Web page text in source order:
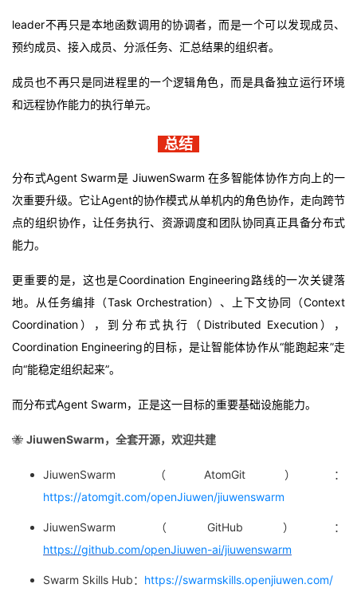
leader不再只是本地函数调用的协调者，而是一个可以发现成员、
预约成员、接入成员、分派任务、汇总结果的组织者。
成员也不再只是同进程里的一个逻辑角色，而是具备独立运行环境
和远程协作能力的执行单元。
总结
分布式Agent Swarm是 JiuwenSwarm 在多智能体协作方向上的一
次重要升级。它让Agent的协作模式从单机内的角色协作，走向跨节
点的组织协作，让任务执行、资源调度和团队协同真正具备分布式
能力。
更重要的是，这也是Coordination Engineering路线的一次关键落
地。从任务编排（Task Orchestration）、上下文协同（Context
Coordination），到分布式执行（Distributed Execution），
Coordination Engineering的目标，是让智能体协作从“能跑起来”走
向“能稳定组织起来”。
而分布式Agent Swarm，正是这一目标的重要基础设施能力。
🐝 JiuwenSwarm，全套开源，欢迎共建
JiuwenSwarm（AtomGit）：
https://atomgit.com/openJiuwen/jiuwenswarm
JiuwenSwarm（GitHub）：
https://github.com/openJiuwen-ai/jiuwenswarm
Swarm Skills Hub： https://swarmskills.openjiuwen.com/